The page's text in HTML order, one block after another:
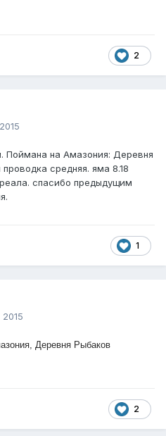
2
Поймана на Амазония: Деревня
средняя. яма 8.18
спасибо предыдущим
1
Деревня Рыбаков
2